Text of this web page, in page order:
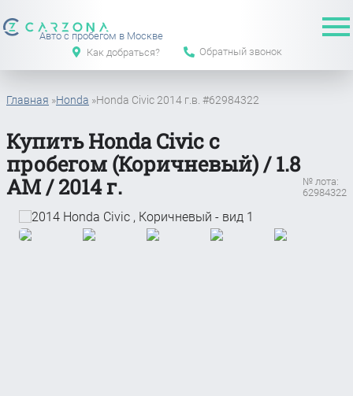
Авто с пробегом в Москве
Как добраться?
Обратный звонок
Главная »Honda »Honda Civic 2014 г.в. #62984322
Купить Honda Civic с
пробегом (Коричневый) / 1.8
АМ / 2014 г.
№ лота:
62984322